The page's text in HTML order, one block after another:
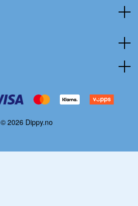
© 2026 Dippy.no